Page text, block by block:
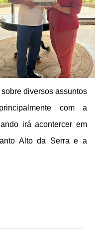
diversos assuntos
com a
irá acontercer em
Alto da Serra e a